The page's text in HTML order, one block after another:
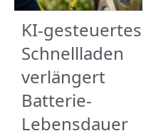
KI-gesteuertes
Schnellladen
verlängert
Batterie-
Lebensdauer